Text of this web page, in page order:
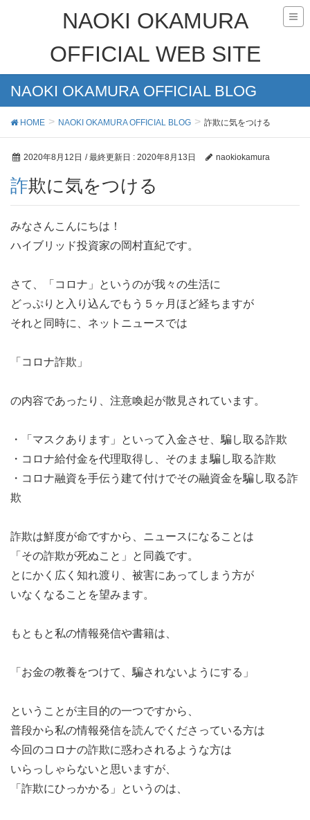
NAOKI OKAMURA
OFFICIAL WEB SITE
NAOKI OKAMURA OFFICIAL BLOG
HOME NAOKI OKAMURA OFFICIAL BLOG 詐欺に気をつける
2020年8月12日 / 最終更新日 : 2020年8月13日 naokiokamura
詐欺に気をつける
みなさんこんにちは！
ハイブリッド投資家の岡村直紀です。
さて、「コロナ」というのが我々の生活に
どっぷりと入り込んでもう５ヶ月ほど経ちますが
それと同時に、ネットニュースでは
「コロナ詐欺」
の内容であったり、注意喚起が散見されています。
・「マスクあります」といって入金させ、騙し取る詐欺
・コロナ給付金を代理取得し、そのまま騙し取る詐欺
・コロナ融資を手伝う建て付けでその融資金を騙し取る詐
欺
詐欺は鮮度が命ですから、ニュースになることは
「その詐欺が死ぬこと」と同義です。
とにかく広く知れ渡り、被害にあってしまう方が
いなくなることを望みます。
もともと私の情報発信や書籍は、
「お金の教養をつけて、騙されないようにする」
ということが主目的の一つですから、
普段から私の情報発信を読んでくださっている方は
今回のコロナの詐欺に惑わされるような方は
いらっしゃらないと思いますが、
「詐欺にひっかかる」というのは、